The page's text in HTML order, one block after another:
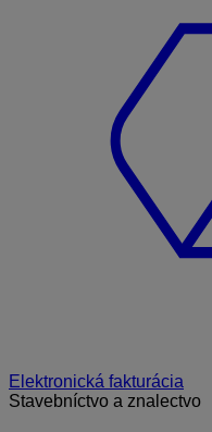
Elektronická fakturácia
Stavebníctvo a znalectvo